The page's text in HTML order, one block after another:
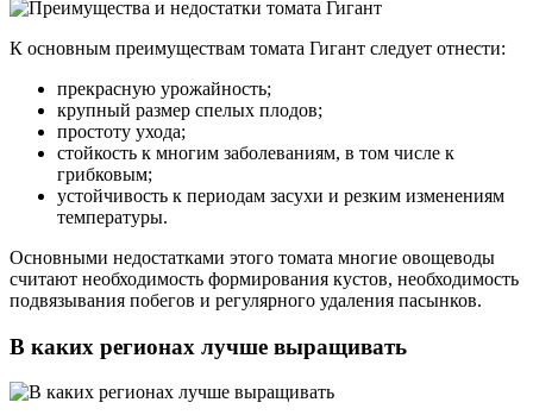
К основным преимуществам томата Гигант следует отнести:
прекрасную урожайность;
крупный размер спелых плодов;
простоту ухода;
стойкость к многим заболеваниям, в том числе к
грибковым;
устойчивость к периодам засухи и резким изменениям
температуры.
Основными недостатками этого томата многие овощеводы
считают необходимость формирования кустов, необходимость
подвязывания побегов и регулярного удаления пасынков.
В каких регионах лучше выращивать